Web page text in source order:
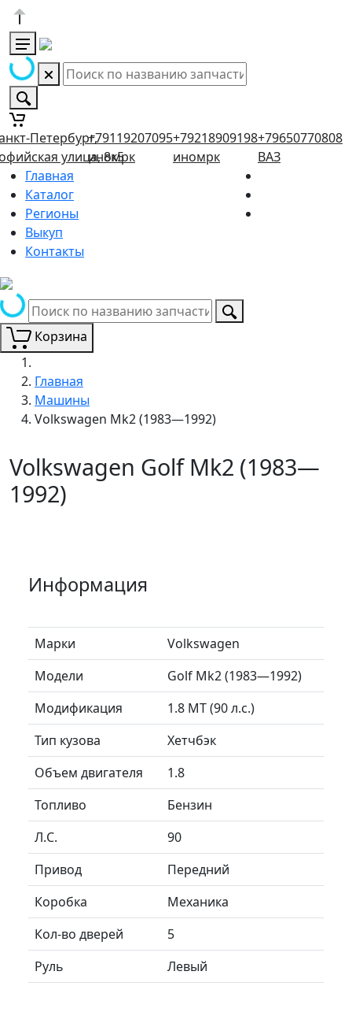
Петербург,
улица, 8к5
+79119207095
иномрк
+79218909198
иномрк
+79650770808
ВАЗ
Главная
Каталог
Регионы
Выкуп
Контакты
Корзина
Главная
Машины
Volkswagen Mk2 (1983—1992)
Volkswagen Golf Mk2 (1983—
1992)
Информация
Марки
Volkswagen
Модели
Golf Mk2 (1983—1992)
Модификация
1.8 MT (90 л.с.)
Тип кузова
Хетчбэк
Объем двигателя
1.8
Топливо
Бензин
Л.C.
90
Привод
Передний
Коробка
Механика
Кол-во дверей
5
Руль
Левый